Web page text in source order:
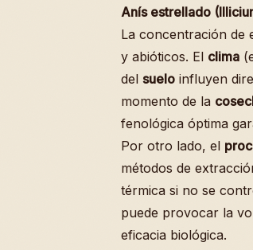
Anís estrellado
La concentración de
y abióticos. El clima
del suelo influyen
momento de la
fenológica óptima
Por otro lado, el
métodos de
térmica si no se
puede provocar la
eficacia biológica.